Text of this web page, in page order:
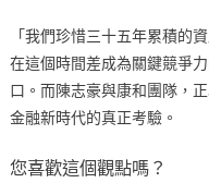
「我們珍惜三十五年累積的
在這個時間差成為關鍵競爭
口。而陳志豪與康和團隊，
金融新時代的真正考驗。
您喜歡這個觀點嗎？